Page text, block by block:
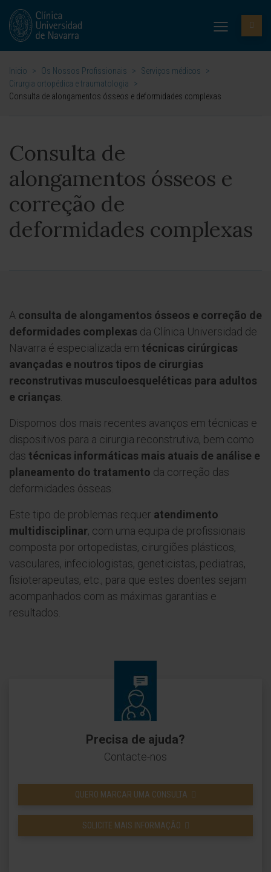
Inicio > Os Nossos Profissionais > Serviços médicos
>
Cirurgia ortopédica e traumatologia
>
Consulta de alongamentos ósseos e deformidades complexas
Consulta de
alongamentos ósseos e
correção de
deformidades complexas
A consulta de alongamentos ósseos e correção de
deformidades complexas da Clínica Universidad de
Navarra é especializada em técnicas cirúrgicas
avançadas e noutros tipos de cirurgias
reconstrutivas musculoesqueléticas para adultos
e crianças
Dispomos dos mais recentes avanços em técnicas e
dispositivos para a cirurgia reconstrutiva, bem como
das técnicas informáticas mais atuais de análise e
planeamento do tratamento da correção das
deformidades ósseas.
Este tipo de problemas requer atendimento
multidisciplinar, com uma equipa de profissionais
composta por ortopedistas, cirurgiões plásticos,
vasculares, infeciologistas, geneticistas, pediatras,
fisioterapeutas, etc., para que estes doentes sejam
acompanhados com as máximas garantias e
resultados.
Precisa de ajuda?
Contacte-nos
QUERO MARCAR UMA CONSULTA
SOLICITE MAIS INFORMAÇÃO